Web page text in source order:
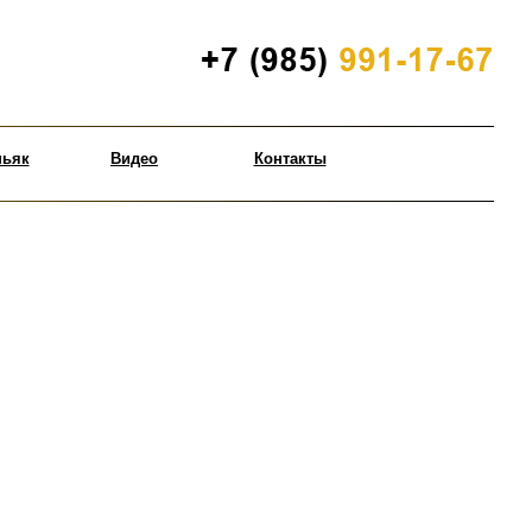
Видео Контакты